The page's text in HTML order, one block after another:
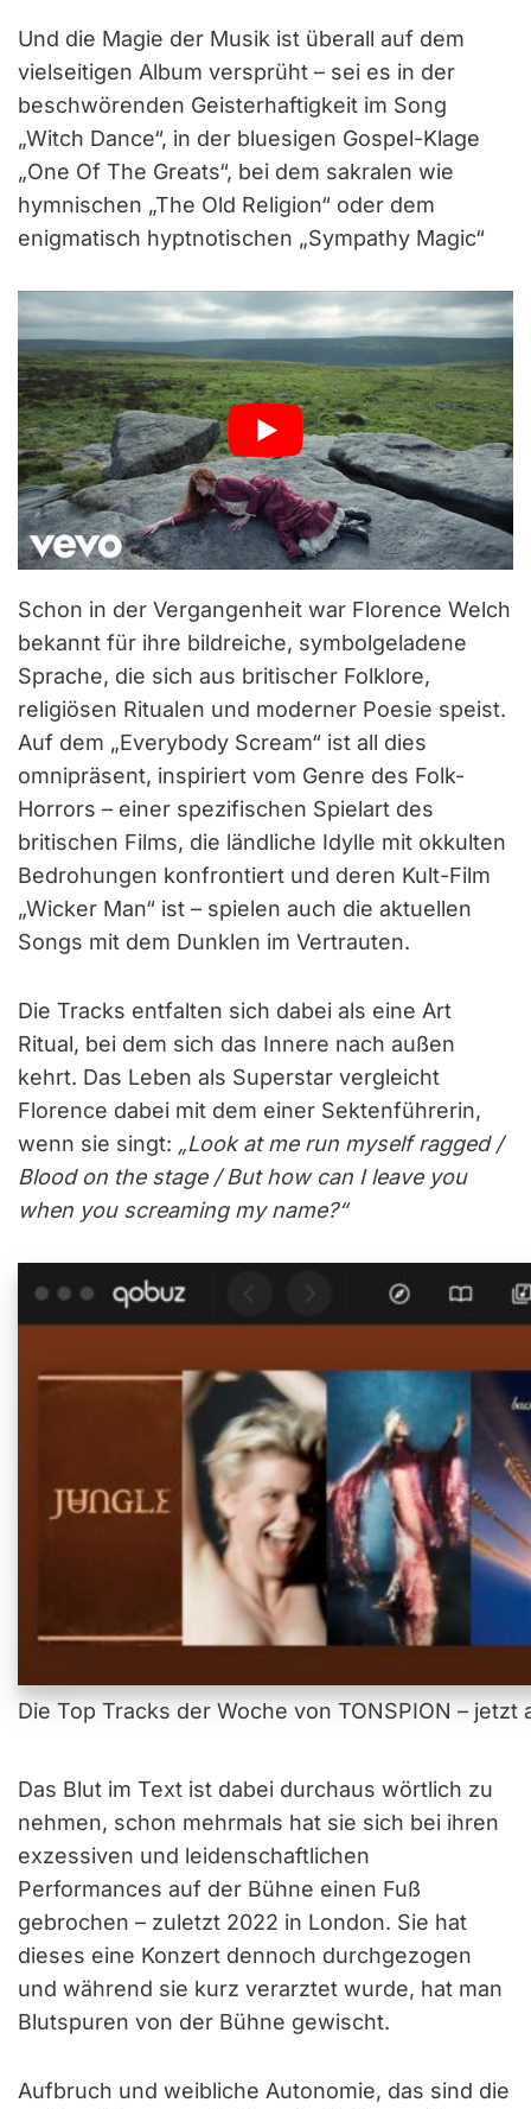
Und die Magie der Musik ist überall auf dem
vielseitigen Album versprüht – sei es in der
beschwörenden Geisterhaftigkeit im Song
„Witch Dance“, in der bluesigen Gospel-Klage
„One Of The Greats“, bei dem sakralen wie
hymnischen „The Old Religion“ oder dem
enigmatisch hyptnotischen „Sympathy Magic“
Schon in der Vergangenheit war Florence Welch
bekannt für ihre bildreiche, symbolgeladene
Sprache, die sich aus britischer Folklore,
religiösen Ritualen und moderner Poesie speist.
Auf dem „Everybody Scream“ ist all dies
omnipräsent, inspiriert vom Genre des Folk-
Horrors – einer spezifischen Spielart des
britischen Films, die ländliche Idylle mit okkulten
Bedrohungen konfrontiert und deren Kult-Film
„Wicker Man“ ist – spielen auch die aktuellen
Songs mit dem Dunklen im Vertrauten.
Die Tracks entfalten sich dabei als eine Art
Ritual, bei dem sich das Innere nach außen
kehrt. Das Leben als Superstar vergleicht
Florence dabei mit dem einer Sektenführerin,
wenn sie singt: „Look at me run myself ragged /
Blood on the stage / But how can I leave you
when you screaming my name?“
Die Top Tracks der Woche von TONSPION –
Das Blut im Text ist dabei durchaus wörtlich zu
nehmen, schon mehrmals hat sie sich bei ihren
exzessiven und leidenschaftlichen
Performances auf der Bühne einen Fuß
gebrochen – zuletzt 2022 in London. Sie hat
dieses eine Konzert dennoch durchgezogen
und während sie kurz verarztet wurde, hat man
Blutspuren von der Bühne gewischt.
Aufbruch und weibliche Autonomie, das sind die